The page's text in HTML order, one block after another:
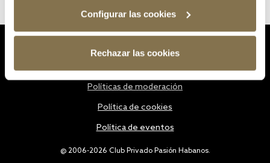
Configurar las cookies
Rechazar las cookies
@ 2006-2026 Club Privado Pasión Habanos.
Políticas de moderación
Política de cookies
Política de eventos